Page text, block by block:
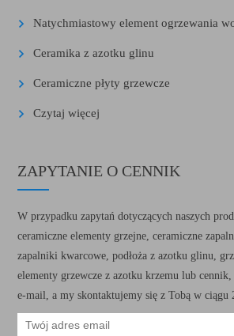
Natychmiastowy element ogrzewania
Ceramika z azotku glinu
Ceramiczne płyty grzewcze
Czytaj więcej
ZAPYTANIE O CENNIK
W przypadku zapytań dotyczących naszych
ceramiczne elementy grzejne, ceramiczne
zapalniki kwarcowe, podłoża z azotku glinu,
elementy grzewcze z azotku krzemu lub
e-mail, a my skontaktujemy się z Tobą w ciągu